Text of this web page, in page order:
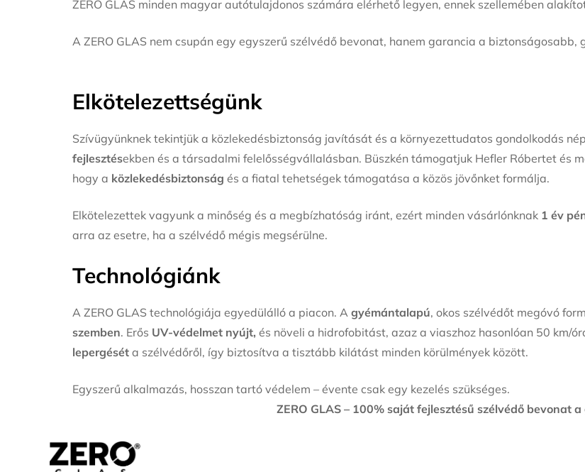
ZERO GLAS minden magyar autótulajdonos számára elérhető legyen, ennek szellemében
A ZERO GLAS nem csupán egy egyszerű szélvédő bevonat, hanem garancia a
Elkötelezettségünk
Szívügyünknek tekintjük a közlekedésbiztonság javítását és a környezettudatos gondolkodás
fejlesztésekben és a társadalmi felelősségvállalásban. Büszkén támogatjuk Hefler Róbertet és
hogy a közlekedésbiztonság és a fiatal tehetségek támogatása a közös jövőnket formálja.
Elkötelezettek vagyunk a minőség és a megbízhatóság iránt, ezért minden vásárlónknak 1 év
arra az esetre, ha a szélvédő mégis megsérülne.
Technológiánk
A ZERO GLAS technológiája egyedülálló a piacon. A gyémántalapú, okos szélvédőt megóvó
szemben. Erős UV-védelmet nyújt, és növeli a hidrofobitást, azaz a viaszhoz hasonlóan 50 km/
lepergését a szélvédőről, így biztosítva a tisztább kilátást minden körülmények között.
Egyszerű alkalmazás, hosszan tartó védelem – évente csak egy kezelés szükséges.
ZERO GLAS – 100% saját fejlesztésű szélvédő bevonat